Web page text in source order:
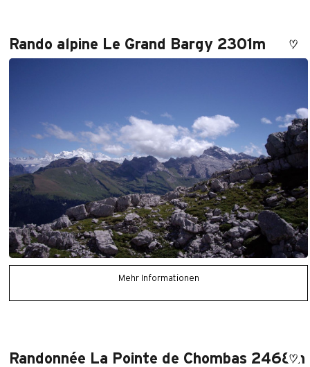
Rando alpine Le Grand Bargy 2301m
Mehr Informationen
Randonnée La Pointe de Chombas 2468m